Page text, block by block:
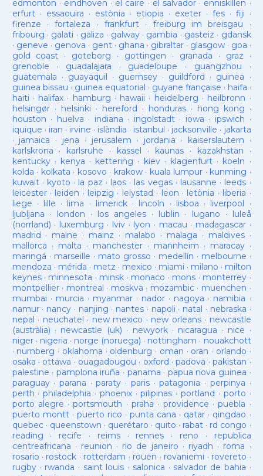
edmonton · eindhoven · el caire · el salvador · enniskillen ·
erfurt· essaouira · estònia · etiopia · exeter· fes· fiji ·
firenze ·fortaleza · frankfurt· freiburg im breisgau ·
fribourg · galati · galiza · galway· gambia · gasteiz · gdansk
· geneve · genova · gent· ghana · gibraltar· glasgow· goa ·
gold coast · goteborg · gottingen · granada · graz ·
grenoble · guadalajara · guadeloupe · guangzhou ·
guatemala · guayaquil · guernsey· guildford · guinea ·
guinea bissau · guinea equatorial · guyane française · haifa ·
haiti · halifax · hamburg · hawaii · heidelberg · heilbronn ·
helsingør· helsinki · hereford · honduras· hong kong ·
houston · huelva · indiana · ingolstadt· iowa · ipswich ·
iquique · iran · irvine · islàndia · istanbul · jacksonville · jakarta
· jamaica · jena · jerusalem · jordania · kaiserslautern ·
karlskrona · karlsruhe · kassel · kaunas· kazakhstan ·
kentucky· kenya · kettering · kiev· klagenfurt · koeln ·
kolda · kolkata · kosovo · krakow· kuala lumpur · kunming ·
kuwait· kyoto · la paz · laos· las vegas· lausanne · leeds ·
leicester· leiden · leipzig · lelystad · leon · letònia · liberia ·
liege · lille · lima · limerick· lincoln · lisboa · liverpool ·
ljubljana · london · los angeles· lublin · lugano · luleå
(norrland) · luxemburg · lviv · lyon · macau · madagascar·
madrid · maine · mainz · malabo · malaga · maldives·
mallorca · malta · manchester· mannheim · maracay·
maringá · marseille · mato grosso · medellín · melbourne ·
mendoza · mérida · metz · mexico · miami · milano · milton
keynes· minnesota · minsk · monaco · mons · monterrey ·
montpellier· montreal · moskva · mozambic· muenchen ·
mumbai · murcia · myanmar· nador · nagoya · namibia ·
namur· nancy · nanjing · nantes · napoli · natal · nebraska ·
nepal · neuchatel · new mexico · new orleans· newcastle
(austràlia) · newcastle (uk) · newyork· nicaragua · nice ·
niger· nigeria · norge (noruega) · nottingham · nouakchott
· nürnberg · oklahoma · oldenburg · oman · oran · orlando ·
osaka · ottawa · ouagadougou · oxford ·padova ·pakistan ·
palestine · pamplona iruña · panama · papua nova guinea ·
paraguay· parana ·paraty · paris·patagonia · perpinya ·
perth ·philadelphia · phoenix·pilipinas ·portland · porto ·
porto alegre ·portsmouth ·praha · providence ·puebla ·
puerto montt· puerto rico ·punta cana · qatar · qingdao ·
quebec· queenstown · querétaro · quito · rabat · rd congo ·
reading · recife · reims· rennes · reno · republica
centreafricana · reunion · rio de janeiro · riyadh · roma ·
rosario · rostock · rotterdam · rouen · rovaniemi · rovereto ·
rugby· rwanda · saint louis · salonica · salvador de bahia ·